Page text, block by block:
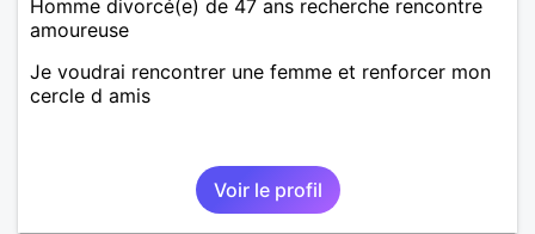
Homme divorcé(e) de 47 ans recherche rencontre
amoureuse
Je voudrai rencontrer une femme et renforcer mon
cercle d amis
Voir le profil